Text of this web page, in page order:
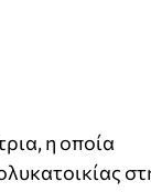
η οποία